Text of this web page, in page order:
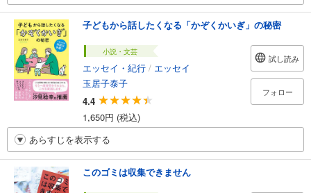
子どもから話したくなる「かぞくかいぎ」の秘密
小説・文芸
エッセイ・紀行 / エッセイ
玉居子泰子
4.4
1,650円 (税込)
試し読み
フォロー
あらすじを表示する
このゴミは収集できません